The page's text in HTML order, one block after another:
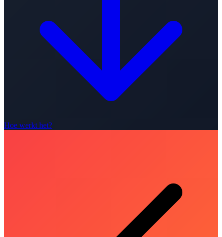
Hoe werkt het?